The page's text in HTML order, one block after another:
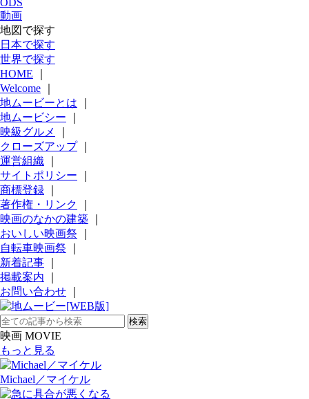
ODS
動画
地図で探す
日本で探す
世界で探す
HOME
Welcome
地ムービーとは
地ムービシー
映級グルメ
クローズアップ｜
運営組織
サイトポリシー
商標登録
著作権・リンク
映画のなかの建築
おいしい映画祭
自転車映画祭
新着記事
掲載案内
お問い合わせ
映画 MOVIE
もっと見る
Michael／マイケル